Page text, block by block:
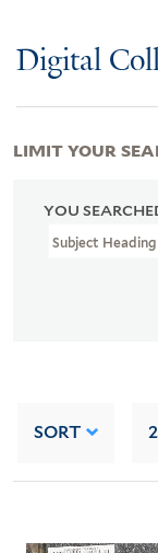
Digital
YOU
Subject Heading
SORT
LIMIT YOUR